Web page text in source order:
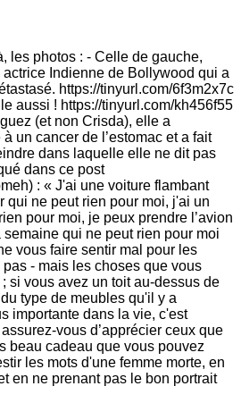
les photos : - Celle de gauche,
actrice Indienne de Bollywood qui a
https://tinyurl.com/6f3m2x7c
aussi ! https://tinyurl.com/kh456f55
(et non Crisda), elle a
un cancer de l’estomac et a fait
dans laquelle elle ne dit pas
dans ce post
: « J'ai une voiture flambant
qui ne peut rien pour moi, j'ai un
pour moi, je peux prendre l’avion
semaine qui ne peut rien pour moi
vous faire sentir mal pour les
- mais les choses que vous
si vous avez un toit au-dessus de
type de meubles qu'il y a
importante dans la vie, c'est
vous d’apprécier ceux que
beau cadeau que vous pouvez
les mots d'une femme morte, en
en ne prenant pas le bon portrait